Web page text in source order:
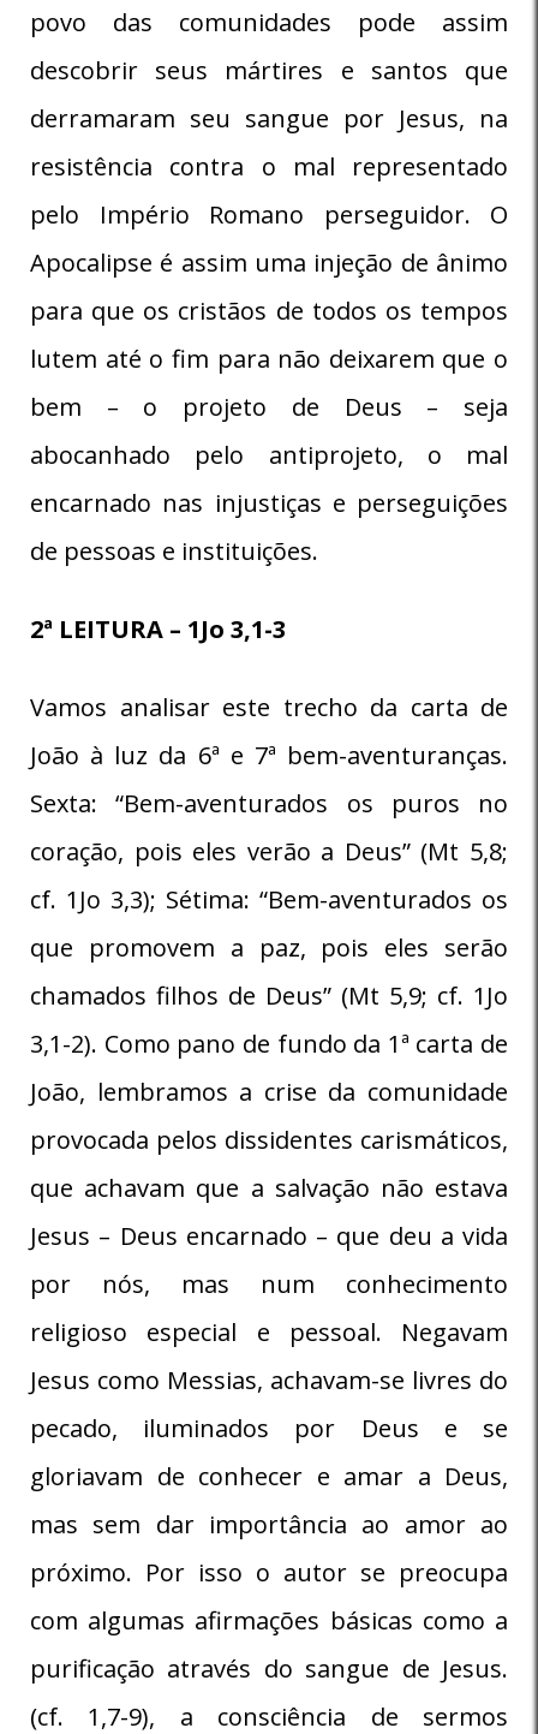
povo das comunidades pode assim
descobrir seus mártires e santos que
derramaram seu sangue por Jesus, na
resistência contra o mal representado
pelo Império Romano perseguidor. O
Apocalipse é assim uma injeção de ânimo
para que os cristãos de todos os tempos
lutem até o fim para não deixarem que o
bem – o projeto de Deus – seja
abocanhado pelo antiprojeto, o mal
encarnado nas injustiças e perseguições
de pessoas e instituições.
2ª LEITURA – 1Jo 3,1-3
Vamos analisar este trecho da carta de
João à luz da 6ª e 7ª bem-aventuranças.
Sexta: “Bem-aventurados os puros no
coração, pois eles verão a Deus” (Mt 5,8;
cf. 1Jo 3,3); Sétima: “Bem-aventurados os
que promovem a paz, pois eles serão
chamados filhos de Deus” (Mt 5,9; cf. 1Jo
3,1-2). Como pano de fundo da 1ª carta de
João, lembramos a crise da comunidade
provocada pelos dissidentes carismáticos,
que achavam que a salvação não estava
Jesus – Deus encarnado – que deu a vida
por nós, mas num conhecimento
religioso especial e pessoal. Negavam
Jesus como Messias, achavam-se livres do
pecado, iluminados por Deus e se
gloriavam de conhecer e amar a Deus,
mas sem dar importância ao amor ao
próximo. Por isso o autor se preocupa
com algumas afirmações básicas como a
purificação através do sangue de Jesus.
(cf. 1,7-9), a consciência de sermos